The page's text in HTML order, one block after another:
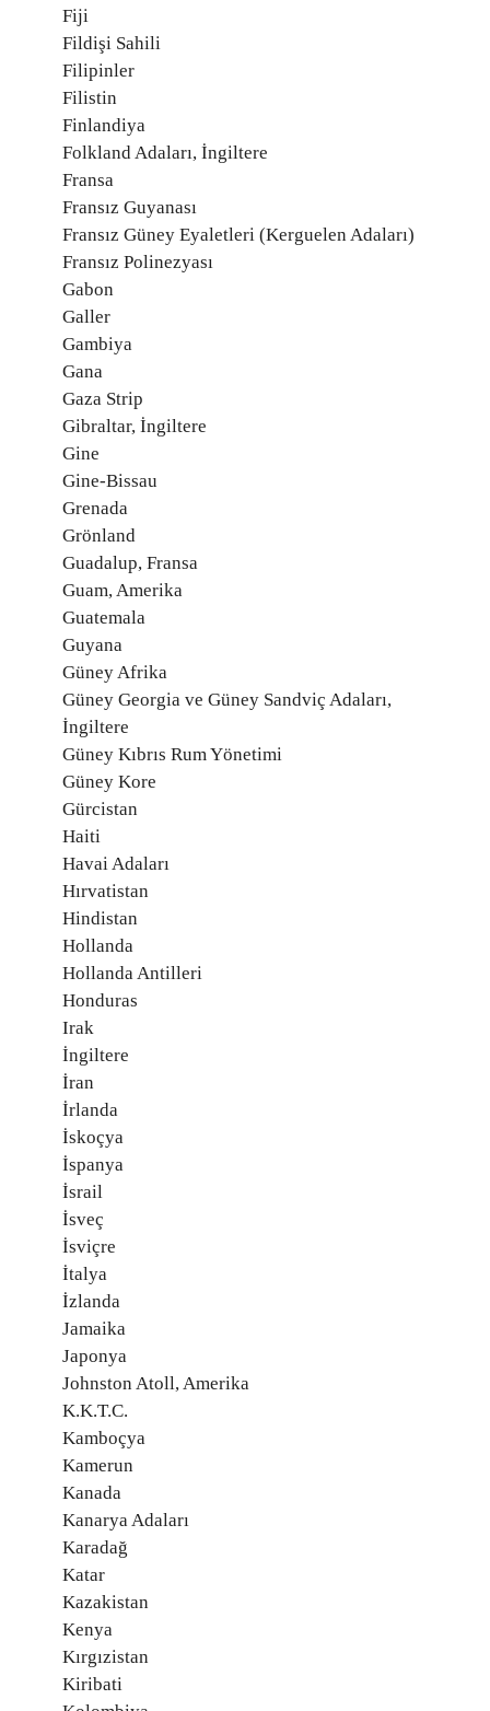
Fiji
Fildişi Sahili
Filipinler
Filistin
Finlandiya
Folkland Adaları, İngiltere
Fransa
Fransız Guyanası
Fransız Güney Eyaletleri (Kerguelen Adaları)
Fransız Polinezyası
Gabon
Galler
Gambiya
Gana
Gaza Strip
Gibraltar, İngiltere
Gine
Gine-Bissau
Grenada
Grönland
Guadalup, Fransa
Guam, Amerika
Guatemala
Guyana
Güney Afrika
Güney Georgia ve Güney Sandviç Adaları,
İngiltere
Güney Kıbrıs Rum Yönetimi
Güney Kore
Gürcistan
Haiti
Havai Adaları
Hırvatistan
Hindistan
Hollanda
Hollanda Antilleri
Honduras
Irak
İngiltere
İran
İrlanda
İskoçya
İspanya
İsrail
İsveç
İsviçre
İtalya
İzlanda
Jamaika
Japonya
Johnston Atoll, Amerika
K.K.T.C.
Kamboçya
Kamerun
Kanada
Kanarya Adaları
Karadağ
Katar
Kazakistan
Kenya
Kırgızistan
Kiribati